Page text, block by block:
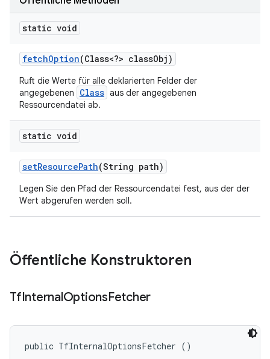
static void
fetchOption(Class<?> classObj)
Ruft die Werte für alle deklarierten Felder der
angegebenen
Class aus der angegebenen
Ressourcendatei ab.
static void
setResourcePath(String path)
Legen Sie den Pfad der Ressourcendatei fest, aus der der
Wert abgerufen werden soll.
Öffentliche Konstruktoren
TfInternalOptionsFetcher
public TfInternalOptionsFetcher ()